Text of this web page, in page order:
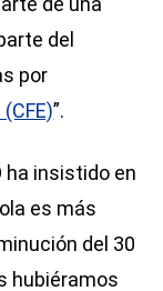
del
por
”.
ha insistido en
es más
del 30
hubiéramos